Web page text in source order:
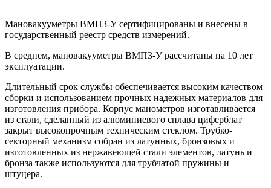
Мановакууметры ВМП3-У сертифицированы и внесены в
государственный реестр средств измерений.
В среднем, мановакууметры ВМП3-У рассчитаны на 10 лет
эксплуатации.
Длительный срок службы обеспечивается высоким качеством
сборки и использованием прочных надежных материалов для
изготовления прибора. Корпус манометров изготавливается
из стали, сделанный из алюминиевого сплава циферблат
закрыт высокопрочным техническим стеклом. Трубко-
секторный механизм собран из латунных, бронзовых и
изготовленных из нержавеющей стали элементов, латунь и
бронза также используются для трубчатой пружины и
штуцера.